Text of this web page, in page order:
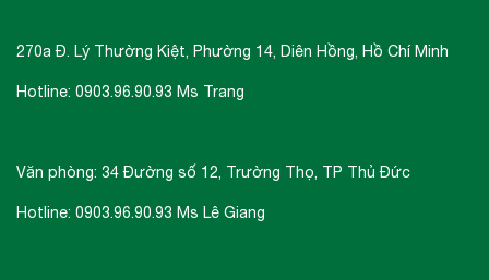
270a Đ. Lý Thường Kiệt, Phường 14, Diên Hồng, Hồ Chí Minh
Hotline: 0903.96.90.93 Ms Trang
Văn phòng: 34 Đường số 12, Trường Thọ, TP Thủ Đức
Hotline: 0903.96.90.93 Ms Lê Giang